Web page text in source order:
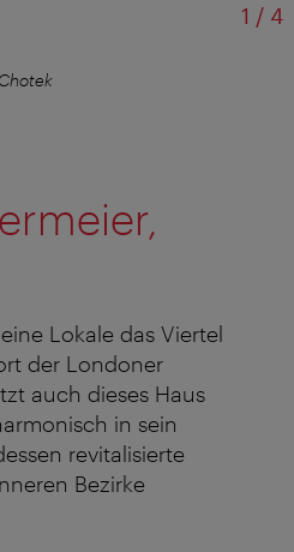
1 /von
4
Lokale das Viertel
der Londoner
auch dieses Haus
in sein
revitalisierte
Bezirke